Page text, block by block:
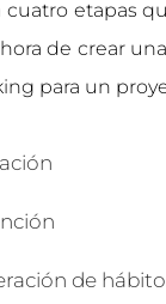
cuatro etapas
de crear
para un
de